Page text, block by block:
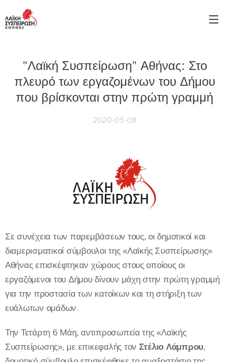
"Λαϊκή Συσπείρωση" Αθήνας: Στο
πλευρό των εργαζομένων του Δήμου
που βρίσκονται στην πρώτη γραμμή
2020-05-08
Σε συνέχεια των παρεμβάσεων τους, οι δημοτικοί και
διαμερισματικοί σύμβουλοι της «Λαϊκής Συσπείρωσης»
Αθήνας επισκέφτηκαν χώρους στους οποίους οι
εργαζόμενοι του Δήμου δίνουν μάχη στην πρώτη γραμμή
για την προστασία των κατοίκων και τη στήριξη των
ευάλωτων ομάδων.
Την Τετάρτη 6 Μάη, αντιπροσωπεία της «Λαϊκής
Συσπείρωσης», με επικεφαλής τον Στέλιο Λάμπρου,